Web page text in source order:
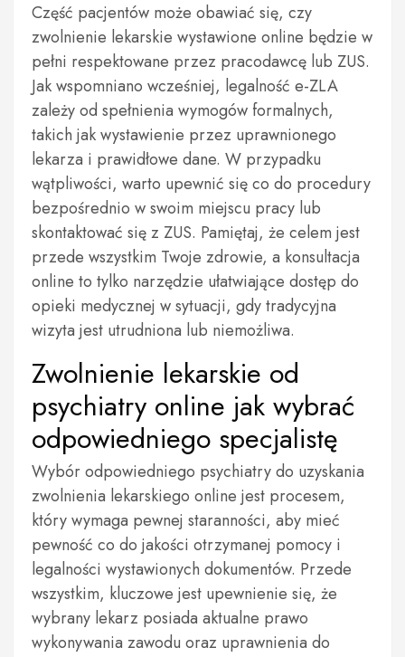
Część pacjentów może obawiać się, czy
zwolnienie lekarskie wystawione online będzie w
pełni respektowane przez pracodawcę lub ZUS.
Jak wspomniano wcześniej, legalność e-ZLA
zależy od spełnienia wymogów formalnych,
takich jak wystawienie przez uprawnionego
lekarza i prawidłowe dane. W przypadku
wątpliwości, warto upewnić się co do procedury
bezpośrednio w swoim miejscu pracy lub
skontaktować się z ZUS. Pamiętaj, że celem jest
przede wszystkim Twoje zdrowie, a konsultacja
online to tylko narzędzie ułatwiające dostęp do
opieki medycznej w sytuacji, gdy tradycyjna
wizyta jest utrudniona lub niemożliwa.
Zwolnienie lekarskie od
psychiatry online jak wybrać
odpowiedniego specjalistę
Wybór odpowiedniego psychiatry do uzyskania
zwolnienia lekarskiego online jest procesem,
który wymaga pewnej staranności, aby mieć
pewność co do jakości otrzymanej pomocy i
legalności wystawionych dokumentów. Przede
wszystkim, kluczowe jest upewnienie się, że
wybrany lekarz posiada aktualne prawo
wykonywania zawodu oraz uprawnienia do